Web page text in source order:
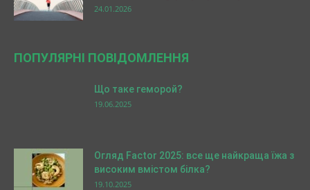
24.01.2026
ПОПУЛЯРНІ ПОВІДОМЛЕННЯ
Що таке геморой?
19.06.2025
Огляд Factor 2025: все ще найкраща їжа з
високим вмістом білка?
19.10.2025